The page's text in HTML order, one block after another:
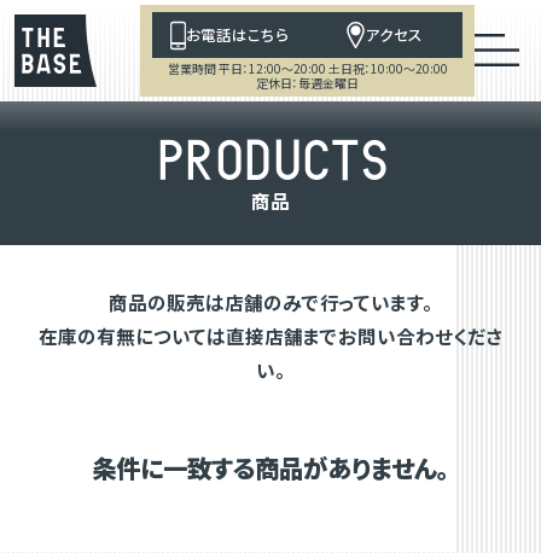
お電話はこちら アクセス
営業時間 平日：12:00～20:00 土日祝：10:00～20:00
定休日：毎週金曜日
PRODUCTS
商品
商品の販売は店舗のみで行っています。
在庫の有無については直接店舗までお問い合わせくださ
い。
条件に一致する商品がありません。